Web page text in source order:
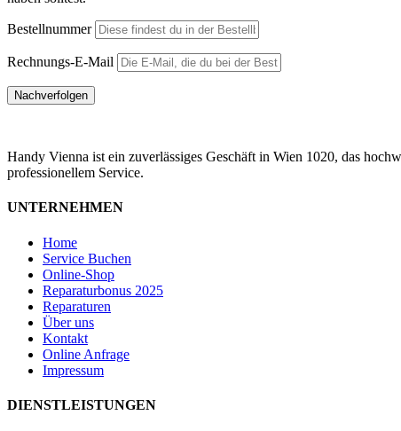
Bestellnummer
Rechnungs-E-Mail
Nachverfolgen
Handy Vienna ist ein zuverlässiges Geschäft in Wien 1020, das
professionellem Service.
UNTERNEHMEN
Home
Service Buchen
Online-Shop
Reparaturbonus 2025
Reparaturen
Über uns
Kontakt
Online Anfrage
Impressum
DIENSTLEISTUNGEN